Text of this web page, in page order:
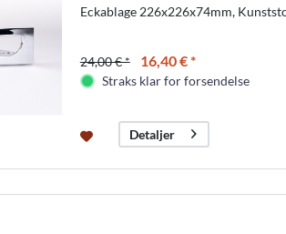
Eckablage 226x226x74mm,
24,00 € * 16,40 € *
Straks klar for forsendelse
Detaljer